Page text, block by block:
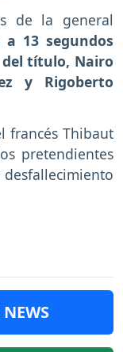
de la general
a 13 segundos
del título, Nairo
y Rigoberto
francés Thibaut
pretendientes